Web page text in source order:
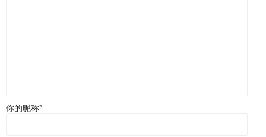
你的昵称*